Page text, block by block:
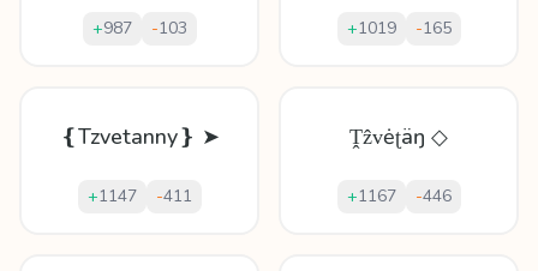
+987 -103 +1019 -165
❴Tzvetanny❵ ➤
+1147 -411
Ṱẑᴠėʈäŋ ◇
+1167 -446